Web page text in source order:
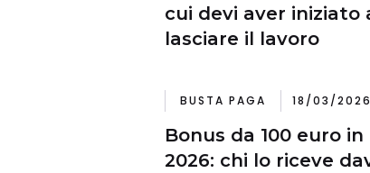
cui devi aver iniziato
lasciare il lavoro
BUSTA PAGA 18/03/
Bonus da 100 euro
2026: chi lo riceve